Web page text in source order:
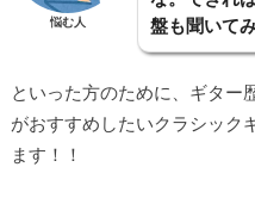
悩む人
盤も聞いて
といった方のために、ギター
がおすすめしたいクラシック
ます！！